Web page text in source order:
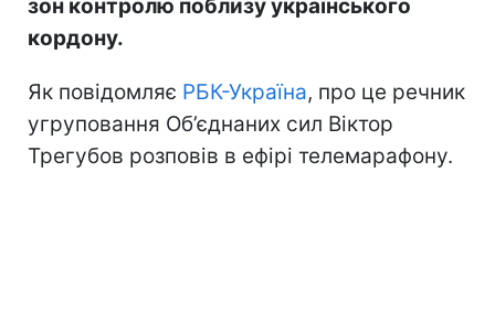
зон контролю поблизу українського
кордону.
Як повідомляє РБК-Україна, про це речник
угруповання Об’єднаних сил Віктор
Трегубов розповів в ефірі телемарафону.